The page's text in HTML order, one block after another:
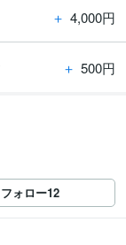
＋ 4,000円
＋ 500円
フォロー12